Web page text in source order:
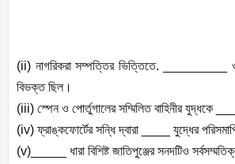
(ii) নাগরিকরা সম্পত্তির ভিত্তিতে.
বিভক্ত ছিল।
(iii) স্পেন ও পোর্তুগালের সম্মিলিত বাহিনীর যুদ্ধকে
(iv)ফ্রাঙ্কফোর্টের সন্ধি দ্বারা
যুদ্ধের
(v)_____ ধারা বিশিষ্ট জাতিপুঞ্জের সনদটিও